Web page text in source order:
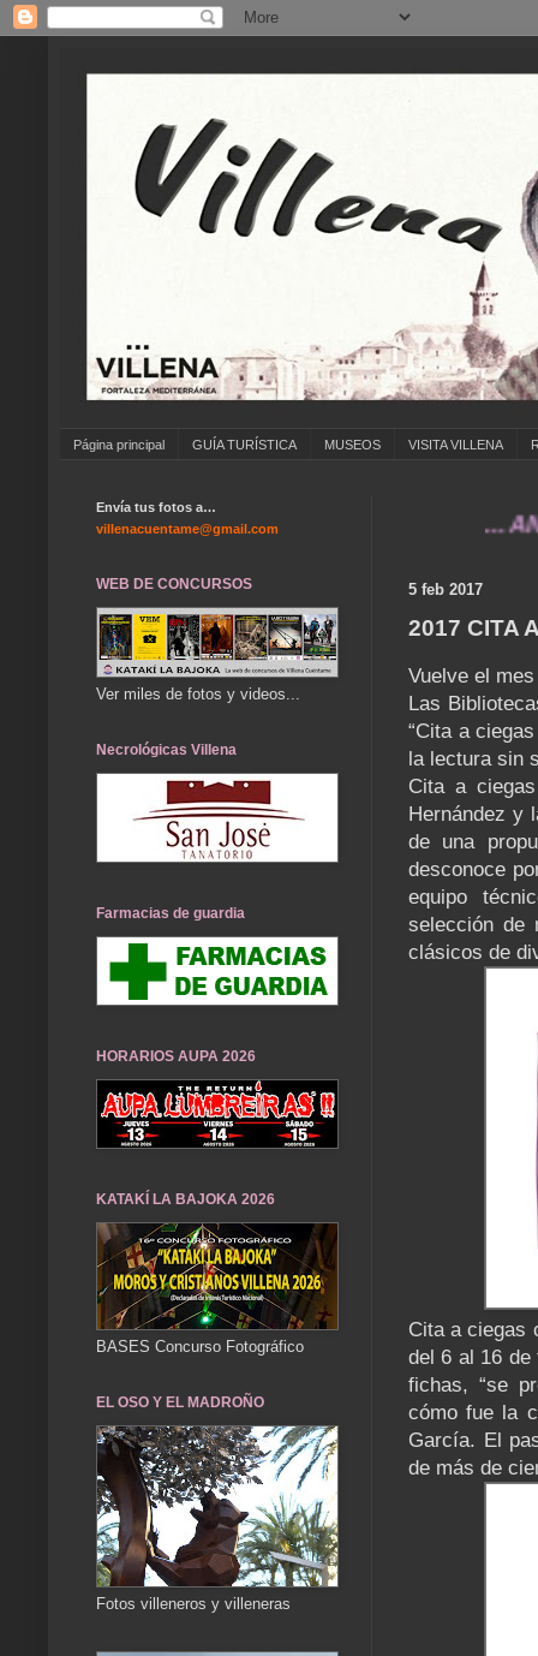
Página principal GUÍA TURÍSTICA MUSEOS VISITA VILLENA
...
5 feb 2017
2017 CITA
Vuelve el
Las
“Cita a
la lectura sin
Cita a
Hernández y
de una
desconoce
equipo
selección de
clásicos de
Cita a ciegas
del 6 al 16 de
fichas, “se
cómo fue la
García. El
de más de
Envía tus fotos a…
villenacuentame@gmail.com
WEB DE CONCURSOS
Ver miles de fotos y videos...
Necrológicas Villena
Farmacias de guardia
HORARIOS AUPA 2026
KATAKÍ LA BAJOKA 2026
BASES Concurso Fotográfico
EL OSO Y EL MADROÑO
Fotos villeneros y villeneras